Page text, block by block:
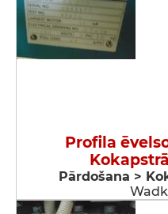
Profila
Pārdošana >